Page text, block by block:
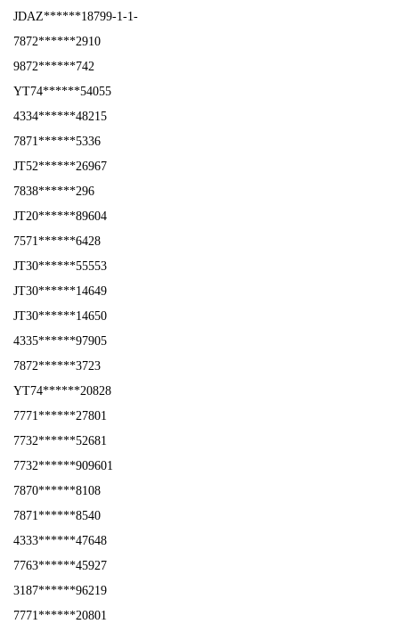
JDAZ******18799-1-1-
7872******2910
9872******742
YT74******54055
4334******48215
7871******5336
JT52******26967
7838******296
JT20******89604
7571******6428
JT30******55553
JT30******14649
JT30******14650
4335******97905
7872******3723
YT74******20828
7771******27801
7732******52681
7732******909601
7870******8108
7871******8540
4333******47648
7763******45927
3187******96219
7771******20801